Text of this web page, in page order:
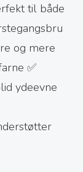
til både
og mere
✅
ydeevne